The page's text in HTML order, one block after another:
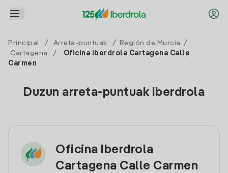
Principal / Arreta-puntuak / Región de Murcia
/
Cartagena
/
Oficina Iberdrola Cartagena Calle
Carmen
Duzun arreta-puntuak Iberdrola
Oficina Iberdrola
Cartagena Calle Carmen